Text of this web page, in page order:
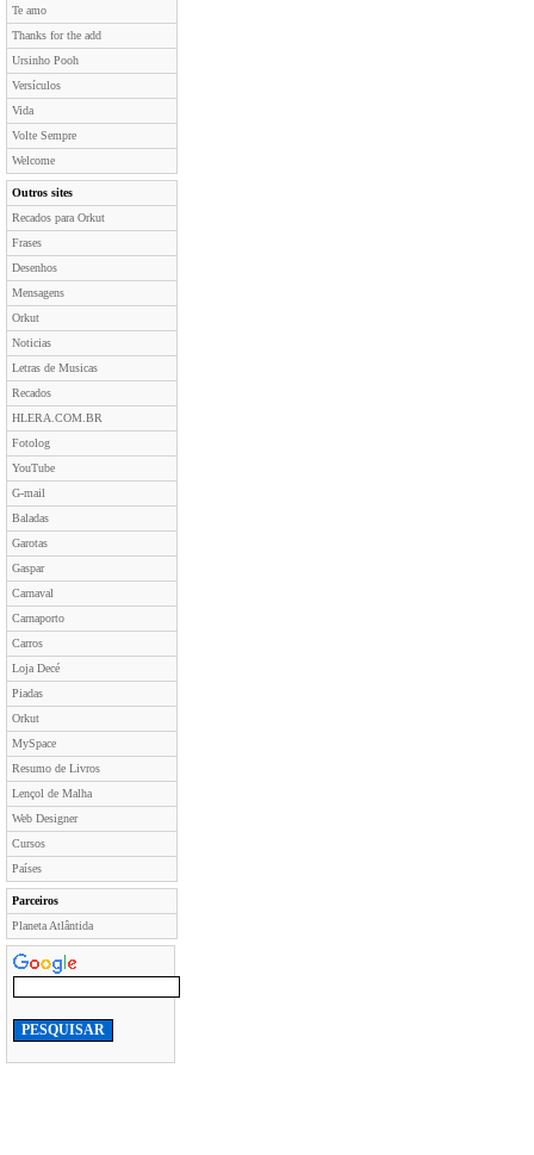
Te amo
Thanks for the add
Ursinho Pooh
Versículos
Vida
Volte Sempre
Welcome
Outros sites
Recados para Orkut
Frases
Desenhos
Mensagens
Orkut
Noticias
Letras de Musicas
Recados
HLERA.COM.BR
Fotolog
YouTube
G-mail
Baladas
Garotas
Gaspar
Carnaval
Carnaporto
Carros
Loja Decé
Piadas
Orkut
MySpace
Resumo de Livros
Lençol de Malha
Web Designer
Cursos
Países
Parceiros
Planeta Atlântida